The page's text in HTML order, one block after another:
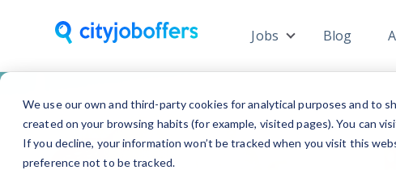
We use our own and third-party cookies for analytical purposes and to
created on your browsing habits (for example, visited pages). You can
If you decline, your information won’t be tracked when you visit this
preference not to be tracked.
Jobs Show submenu
Blog
Jobs